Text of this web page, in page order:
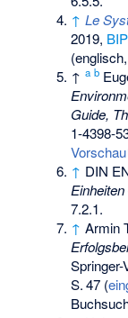
↑ Le
2019,
↑a b
Guide,
1-4398-
Vorschau
↑ DIN
7.2.1.
↑ Armin
Springer-
S.47 (